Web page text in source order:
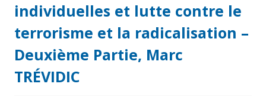
individuelles et lutte contre le
terrorisme et la radicalisation –
Deuxième Partie, Marc
TRÉVIDIC